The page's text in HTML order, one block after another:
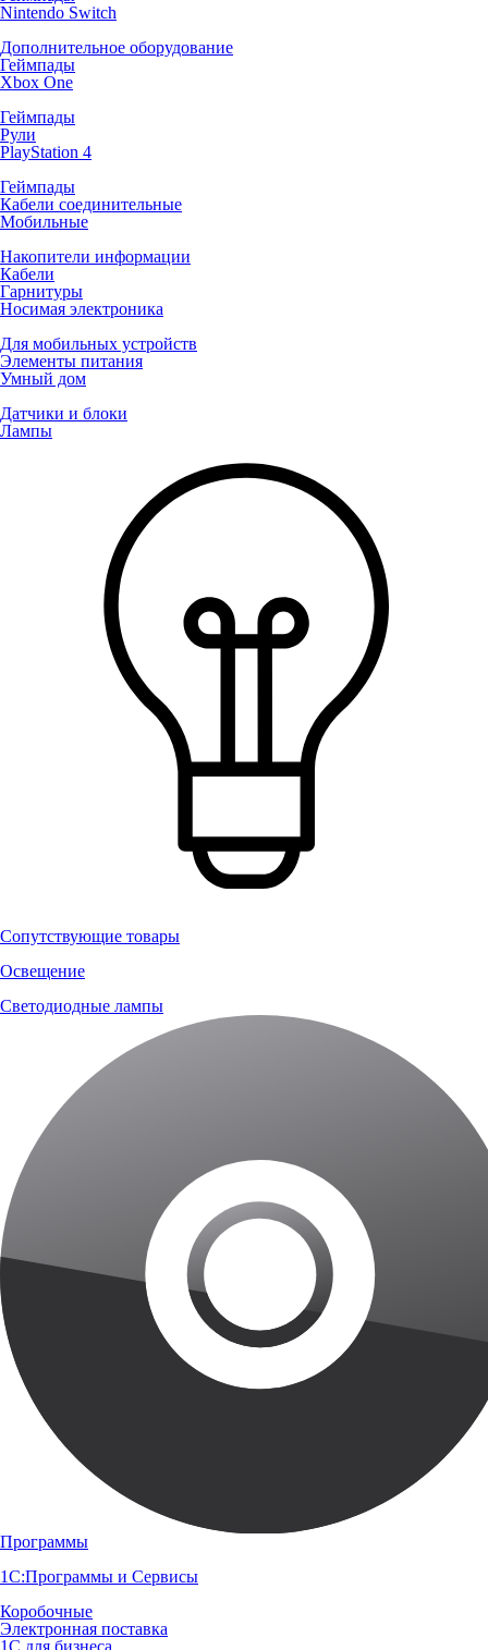
Nintendo Switch
Дополнительное оборудование
Геймпады
Xbox One
Геймпады
Рули
PlayStation 4
Геймпады
Кабели соединительные
Мобильные
Накопители информации
Кабели
Гарнитуры
Носимая электроника
Для мобильных устройств
Элементы питания
Умный дом
Датчики и блоки
Лампы
Сопутствующие товары
Освещение
Светодиодные лампы
Программы
1С:Программы и Сервисы
Коробочные
Электронная поставка